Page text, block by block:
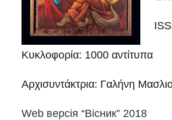
Κυκλοφορία: 1000 αντίτυπα
Αρχισυντάκτρια: Γαλήνη
Web версія “Вісник” 2018